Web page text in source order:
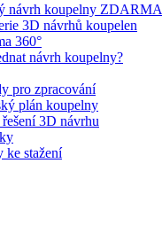
návrh koupelny ZDARMA
3D návrhů koupelen
360°
návrh koupelny?
pro zpracování
plán koupelny
3D návrhu
ke stažení